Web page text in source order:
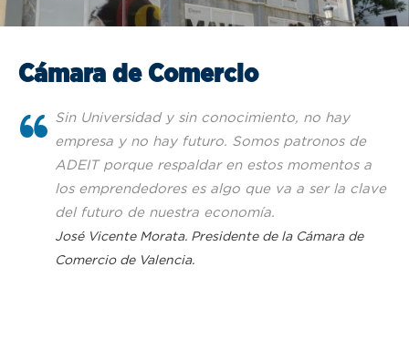
Cámara de Comercio
Sin Universidad y sin conocimiento, no hay
empresa y no hay futuro. Somos patronos de
ADEIT porque respaldar en estos momentos a
los emprendedores es algo que va a ser la clave
del futuro de nuestra economía.
José Vicente Morata. Presidente de la Cámara de
Comercio de Valencia.